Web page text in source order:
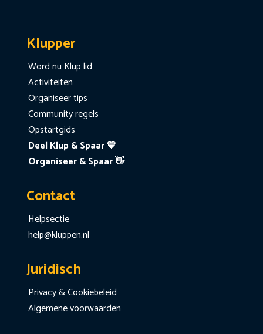
Klupper
Word nu Klup lid
Activiteiten
Organiseer tips
Community regels
Opstartgids
Deel Klup & Spaar 💙
Organiseer & Spaar 👋
Contact
Helpsectie
help@kluppen.nl
Juridisch
Privacy & Cookiebeleid
Algemene voorwaarden